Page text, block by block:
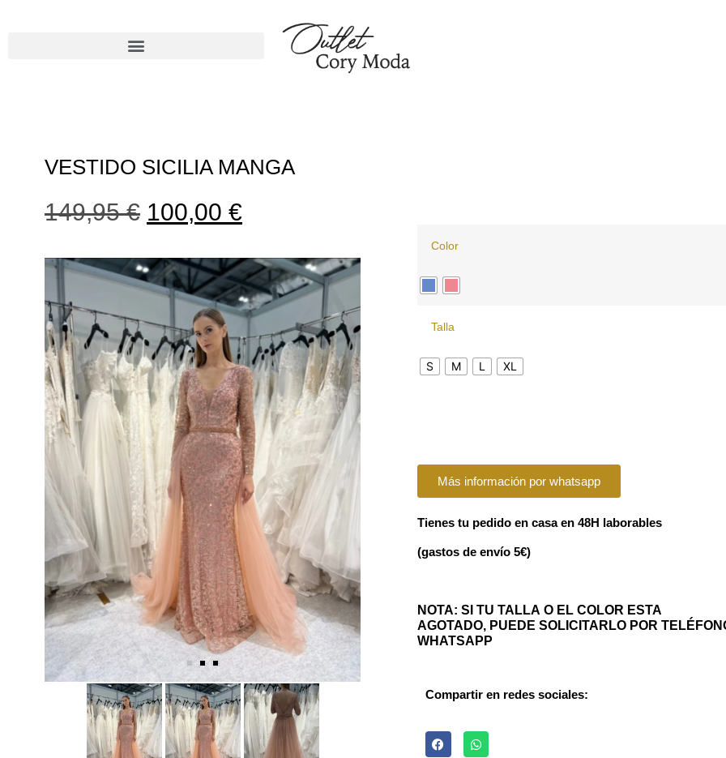
VESTIDO SICILIA MANGA
149,95€ 100,00 €
Color
Talla
S M L XL
Más información por whatsapp
Tienes tu pedido en casa en 48H laborables
(gastos de envío 5€)
NOTA: SI TU TALLA O EL COLOR ESTA
AGOTADO, PUEDE SOLICITARLO POR
WHATSAPP
Compartir en redes sociales: